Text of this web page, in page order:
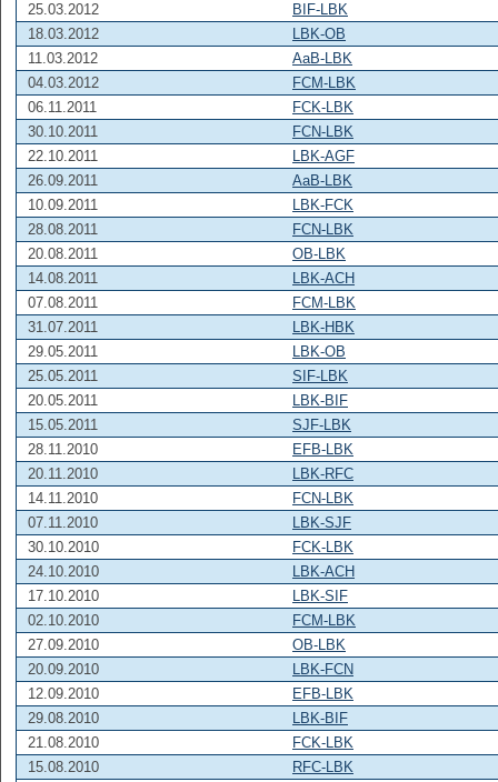
25.03.2012
BIF-LBK
18.03.2012
LBK-OB
11.03.2012
AaB-LBK
04.03.2012
FCM-LBK
06.11.2011
FCK-LBK
30.10.2011
FCN-LBK
22.10.2011
LBK-AGF
26.09.2011
AaB-LBK
10.09.2011
LBK-FCK
28.08.2011
FCN-LBK
20.08.2011
OB-LBK
14.08.2011
LBK-ACH
07.08.2011
FCM-LBK
31.07.2011
LBK-HBK
29.05.2011
LBK-OB
25.05.2011
SIF-LBK
20.05.2011
LBK-BIF
15.05.2011
SJF-LBK
28.11.2010
EFB-LBK
20.11.2010
LBK-RFC
14.11.2010
FCN-LBK
07.11.2010
LBK-SJF
30.10.2010
FCK-LBK
24.10.2010
LBK-ACH
17.10.2010
LBK-SIF
02.10.2010
FCM-LBK
27.09.2010
OB-LBK
20.09.2010
LBK-FCN
12.09.2010
EFB-LBK
29.08.2010
LBK-BIF
21.08.2010
FCK-LBK
15.08.2010
RFC-LBK